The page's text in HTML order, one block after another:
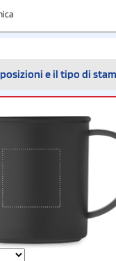
e il tipo di